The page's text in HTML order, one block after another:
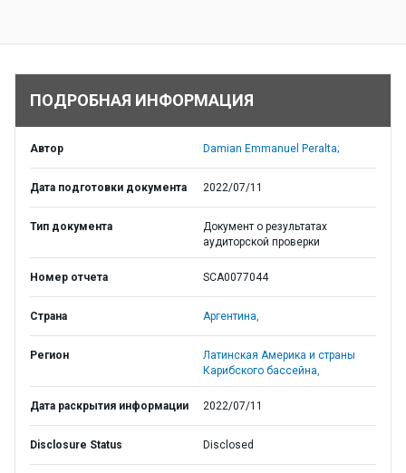
ПОДРОБНАЯ ИНФОРМАЦИЯ
Автор Damian Emmanuel Peralta;
Дата подготовки документа 2022/07/11
Тип документа
Документ о результатах
аудиторской проверки
Номер отчета SCA0077044
Страна Аргентина,
Регион
Латинская Америка и страны
Карибского бассейна,
Дата раскрытия информации 2022/07/11
Disclosure Status Disclosed